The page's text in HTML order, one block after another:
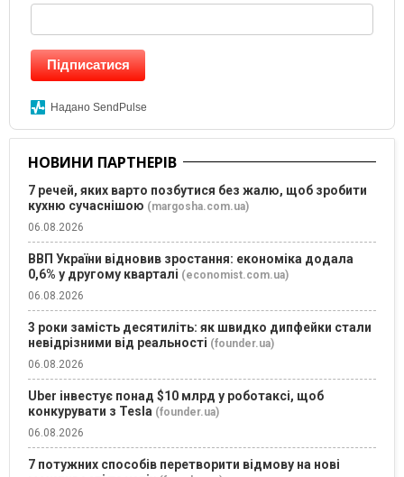
Підписатися
Надано SendPulse
НОВИНИ ПАРТНЕРІВ
7 речей, яких варто позбутися без жалю, щоб зробити
кухню сучаснішою (margosha.com.ua)
06.08.2026
ВВП України відновив зростання: економіка додала
0,6% у другому кварталі (economist.com.ua)
06.08.2026
3 роки замість десятиліть: як швидко дипфейки стали
невідрізними від реальності (founder.ua)
06.08.2026
Uber інвестує понад $10 млрд у роботаксі, щоб
конкурувати з Tesla (founder.ua)
06.08.2026
7 потужних способів перетворити відмову на нові